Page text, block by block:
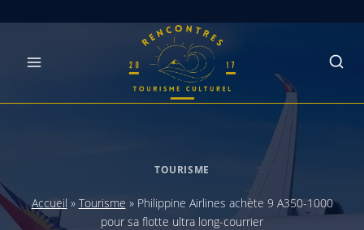
TOURISME
Accueil » Tourisme » Philippine Airlines achète 9 A350-1000
pour sa flotte ultra long-courrier